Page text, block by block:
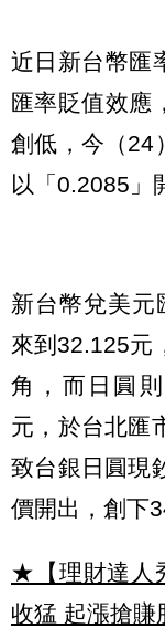
近日新台幣匯
匯率貶值效應
創低，今（24
以「0.2085」
新台幣兌美元
來到32.125元
角，而日圓
元，於台北匯
致台銀日圓現
價開出，創下
★【理財達人
收猛 起漲搶賺